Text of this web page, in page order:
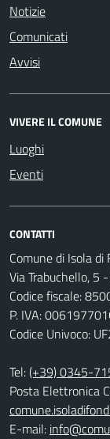
Notizie
Comunicati
Avvisi
VIVERE IL COMUNE
Luoghi
Eventi
CONTATTI
Comune di Isola di
Via Trabuchello, 5
Codice fiscale:
P. IVA:
Codice Univoco:
Tel:(+39) 0345-
Posta Elettronica
E-mail: